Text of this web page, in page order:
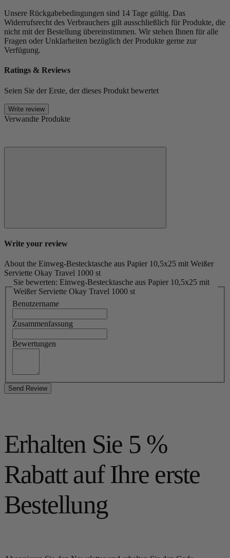
Unsere Rückgabebedingungen sind 14 Tage gültig. Das
Widerrufsrecht des Verbrauchers gilt ausschließlich für Produkte, die
nicht mit der Bestellung übereinstimmen. Wir stehen Ihnen für alle
Fragen oder Unklarheiten bezüglich der Produkte gerne zur
Verfügung.
Ratings & Reviews
Seien Sie der Erste, der dieses Produkt bewertet
Write review
Verwandte Produkte
Write your review
About the Einweg-Bestecktasche aus Papier 10,5x25 mit Weißer
Serviette Okay Travel 1000 st
Sie bewerten: Einweg-Bestecktasche aus Papier 10,5x25 mit
Weißer Serviette Okay Travel 1000 st
Benutzername
Zusammenfassung
Bewertungen
Send Review
Erhalten Sie 5 %
Rabatt auf Ihre erste
Bestellung